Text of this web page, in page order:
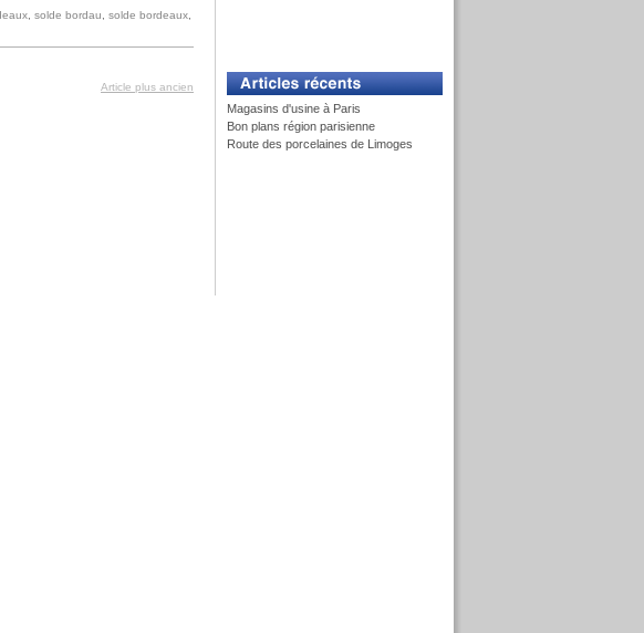
solde bordau solde bordeaux
Article plus ancien
Magasins d'usine à Paris
Bon plans région parisienne
Route des porcelaines de Limoges